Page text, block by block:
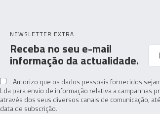
NEWSLETTER EXTRA
Receba no seu e-mail
informação da actualidade.
Autorizo que os dados pessoais fornecidos
Lda para envio de informação relativa a campanhas
através dos seus diversos canais de comunicação,
data de subscrição.